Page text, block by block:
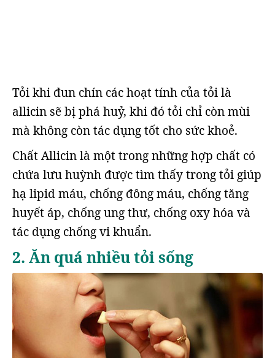
Tỏi khi đun chín các hoạt tính của tỏi là
allicin sẽ bị phá huỷ, khi đó tỏi chỉ còn mùi
mà không còn tác dụng tốt cho sức khoẻ.
Chất Allicin là một trong những hợp chất có
chứa lưu huỳnh được tìm thấy trong tỏi giúp
hạ lipid máu, chống đông máu, chống tăng
huyết áp, chống ung thư, chống oxy hóa và
tác dụng chống vi khuẩn.
2. Ăn quá nhiều tỏi sống